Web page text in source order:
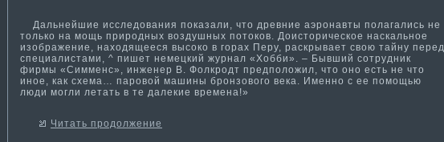
Дальнейшие исследования показали, что древние аэронавты полагались не
только на мощь природных воздушных потоков. Доисторическое наскальное
изображение, находящееся высоко в горах Перу, раскрывает свою тайну перед
специалистами, ^ пишет немецкий журнал «Хобби». – Бывший сотрудник
фирмы «Симменс», инженер В. Фолкродт предположил, что оно есть не что
иное, как схема­… паровой ма­шины бронзового века. Именно с ее помощью
люди могли летать в те далекие времена!»
Читать продолжение